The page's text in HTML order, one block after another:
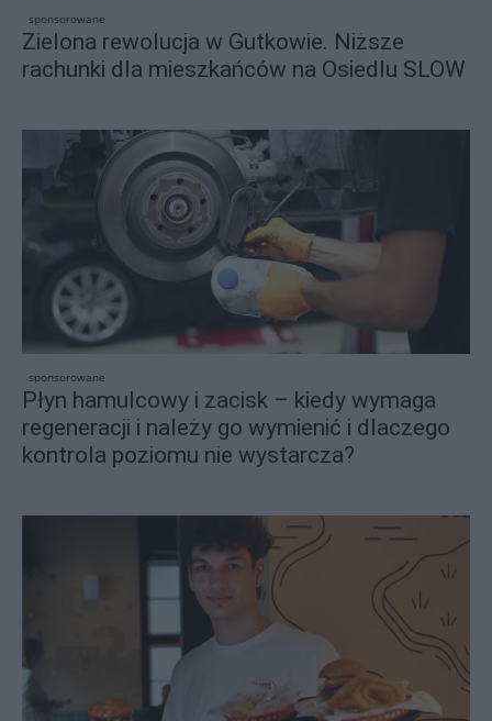
sponsorowane
Zielona rewolucja w Gutkowie. Niższe
rachunki dla mieszkańców na Osiedlu SLOW
sponsorowane
Płyn hamulcowy i zacisk – kiedy wymaga
regeneracji i należy go wymienić i dlaczego
kontrola poziomu nie wystarcza?